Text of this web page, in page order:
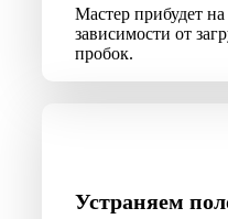
Мастер прибудет на
зависимости от
пробок.
Устраняем